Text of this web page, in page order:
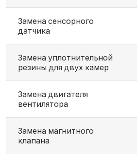
Замена сенсорного
датчика
Замена уплотнительной
резины для двух камер
Замена двигателя
вентилятора
Замена магнитного
клапана